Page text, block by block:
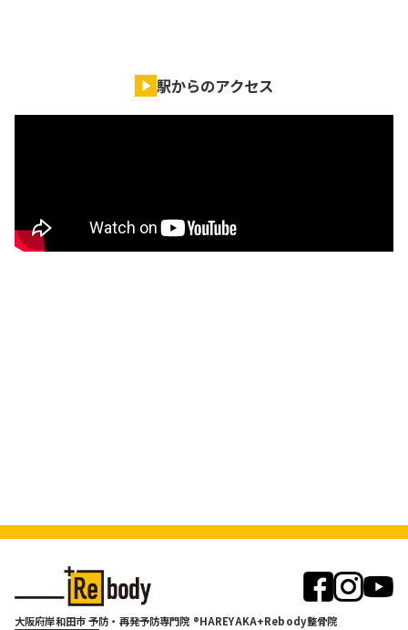
駅からのアクセス
大阪府岸和田市 予防・再発予防専門院 ®HAREYAKA+Rebody整骨院